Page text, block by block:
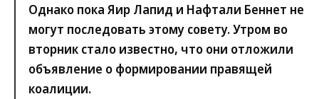
Однако пока Яир Лапид и Нафтали Беннет не
могут последовать этому совету. Утром во
вторник стало известно, что они отложили
объявление о формировании правящей
коалиции.